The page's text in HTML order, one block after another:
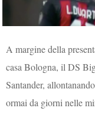
A margine della
casa Bologna, il DS
Santander,
ormai da giorni nelle